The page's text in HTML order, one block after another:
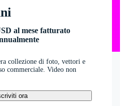
al mese fatturato
collezione di foto, vettori e
commerciale. Video non
ora